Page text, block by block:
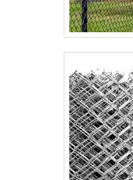
multidisciplinar
colaboradores
experiência para os